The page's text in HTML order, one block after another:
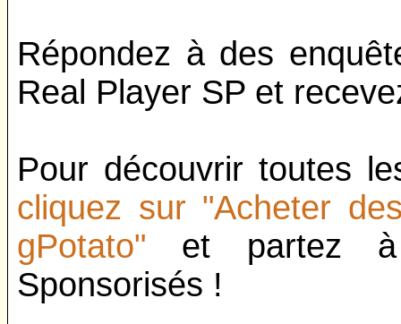
Répondez à des
Real Player SP et
Pour découvrir toutes
cliquez sur "Acheter
gPotato" et partez à
Sponsorisés !